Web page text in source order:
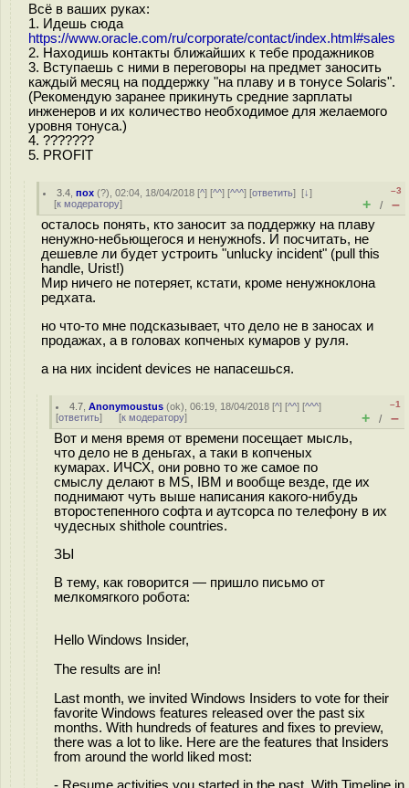
Всё в ваших руках:
1. Идешь сюда
https://www.oracle.com/ru/corporate/contact/index.html#sales
2. Находишь контакты ближайших к тебе продажников
3. Вступаешь с ними в переговоры на предмет заносить
каждый месяц на поддержку "на плаву и в тонусе Solaris".
(Рекомендую заранее прикинуть средние зарплаты
инженеров и их количество необходимое для желаемого
уровня тонуса.)
4. ???????
5. PROFIT
3.4 ,пох (?), 02:04, 18/04/2018 [^] [^^] [^^^] [ответить][↓]
[к модератору]
–3
+ / –
осталось понять, кто заносит за поддержку на плаву
ненужно-небьющегося и ненужноfs. И посчитать, не
дешевле ли будет устроить "unlucky incident" (pull this
handle, Urist!)
Мир ничего не потеряет, кстати, кроме ненужноклона
редхата.
но что-то мне подсказывает, что дело не в заносах и
продажах, а в головах копченых кумаров у руля.
а на них incident devices не напасешься.
4.7 ,Anonymoustus (ok), 06:19, 18/04/2018 [^] [^^] [^^^]
[ответить] [к модератору]
–1
+ / –
Вот и меня время от времени посещает мысль,
что дело не в деньгах, а таки в копченых
кумарах. ИЧСХ, они ровно то же самое по
смыслу делают в MS, IBM и вообще везде, где их
поднимают чуть выше написания какого-нибудь
второстепенного софта и аутсорса по телефону в их
чудесных shithole countries.
ЗЫ
В тему, как говорится — пришло письмо от
мелкомягкого робота:
Hello Windows Insider,
The results are in!
Last month, we invited Windows Insiders to vote for their
favorite Windows features released over the past six
months. With hundreds of features and fixes to preview,
there was a lot to like. Here are the features that Insiders
from around the world liked most:
- Resume activities you started in the past. With Timeline in